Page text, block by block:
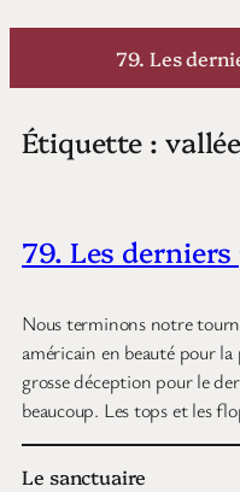
Aller
79. Les
Étiquette :
79. Les
Nous terminons notre
américain en beauté pour
grosse déception pour le
beaucoup. Les tops et les
Le sanctuaire